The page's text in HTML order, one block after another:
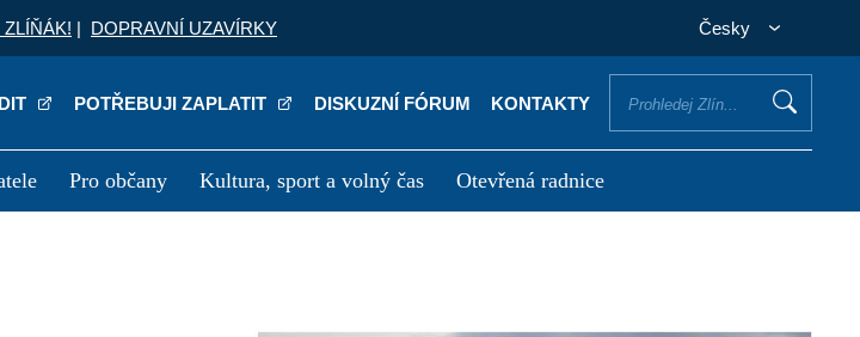
ZLÍŇÁK! | DOPRAVNÍ UZAVÍRKY Česky
POTŘEBUJI ZAPLATIT DISKUZNÍ FÓRUM KONTAKTY
Pro občany Kultura, sport a volný čas Otevřená radnice